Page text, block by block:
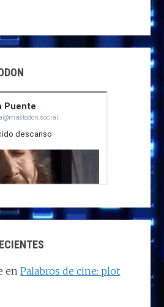
enPalabros de cine: plot